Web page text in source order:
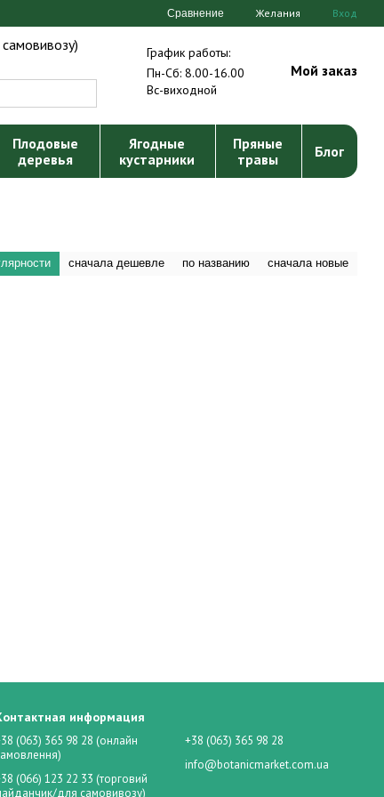
Сравнение Желания Вход
График работы:
Пн-Сб: 8.00-16.00
Вс-виходной
Мой заказ
Плодовые
деревья
Ягодные
кустарники
Пряные
травы
Блог
сначала дешевле по названию сначала новые
информация
(063) 365 98 28 (онлайн
(066) 123 22 33 (торговий
для самовивозу)
+38 (063) 365 98 28
info@botanicmarket.com.ua